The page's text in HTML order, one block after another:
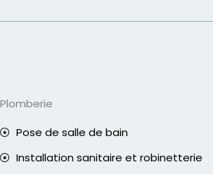
Plomberie
Pose de salle de bain
Installation sanitaire et robinetterie